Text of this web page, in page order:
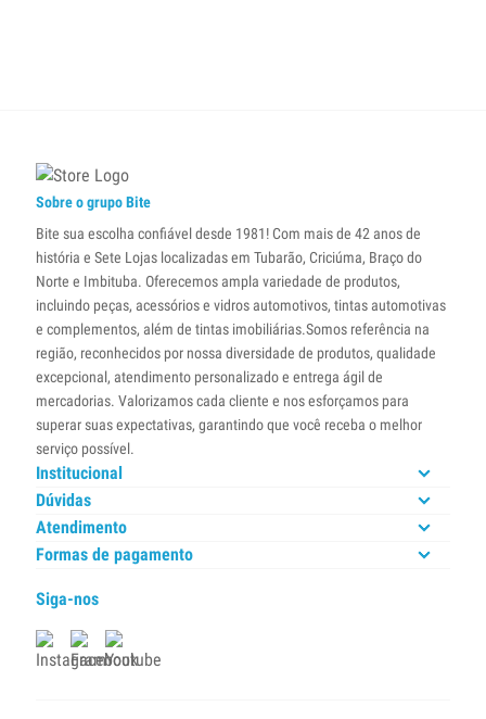
Sobre o grupo Bite
Bite sua escolha confiável desde 1981! Com mais de 42 anos de
história e Sete Lojas localizadas em Tubarão, Criciúma, Braço do
Norte e Imbituba. Oferecemos ampla variedade de produtos,
incluindo peças, acessórios e vidros automotivos, tintas automotivas
e complementos, além de tintas imobiliárias.Somos referência na
região, reconhecidos por nossa diversidade de produtos, qualidade
excepcional, atendimento personalizado e entrega ágil de
mercadorias. Valorizamos cada cliente e nos esforçamos para
superar suas expectativas, garantindo que você receba o melhor
serviço possível.
Institucional
Dúvidas
Atendimento
Formas de pagamento
Siga-nos